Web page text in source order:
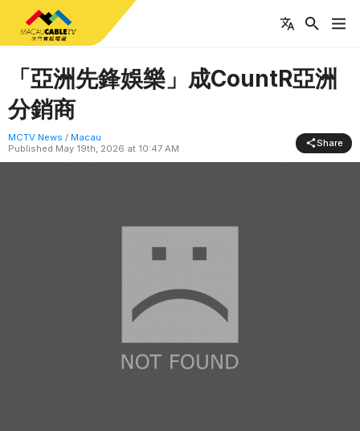
「亞洲先鋒娛樂」成CountR亞洲
分銷商
MCTV News / Macau
Published May 19th, 2026 at 10:47 AM Share